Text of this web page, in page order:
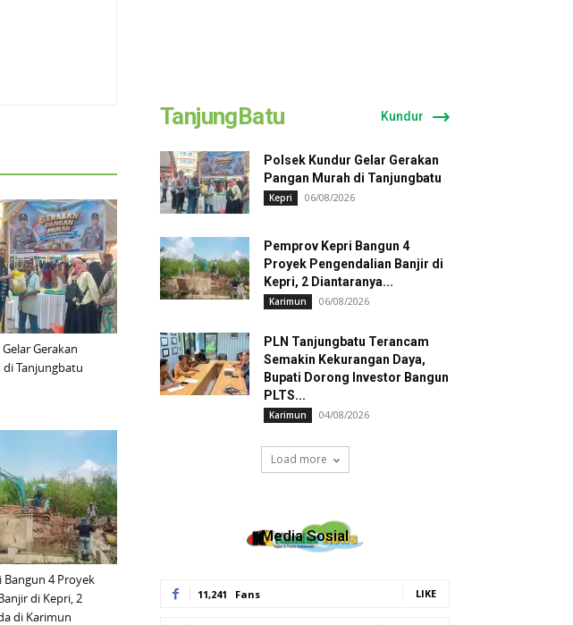
Gerakan
Tanjungbatu
4 Proyek
di Kepri, 2
di Karimun
TanjungBatu Kundur
Polsek Kundur Gelar Gerakan
Pangan Murah di Tanjungbatu
Kepri 06/08/2026
Pemprov Kepri Bangun 4
Proyek Pengendalian Banjir di
Kepri, 2 Diantaranya...
Karimun 06/08/2026
PLN Tanjungbatu Terancam
Semakin Kekurangan Daya,
Bupati Dorong Investor Bangun
PLTS...
Karimun 04/08/2026
Load more
Media Sosial
11,241 Fans LIKE